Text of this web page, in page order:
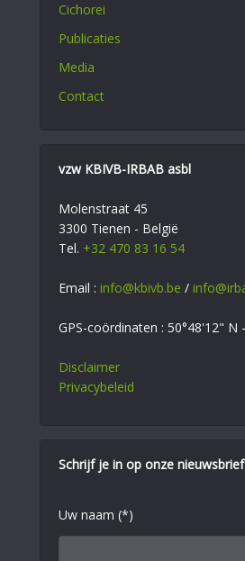
Cichorei
Publicaties
Media
Contact
vzw KBIVB-IRBAB asbl
Molenstraat 45
3300 Tienen - België
Tel. +32 470 83 16 54
Email : info@kbivb.be /
GPS-coördinaten : 50°48'12" N
Disclaimer
Privacybeleid
Schrijf je in op onze nieuwsbrief
Uw naam (*)